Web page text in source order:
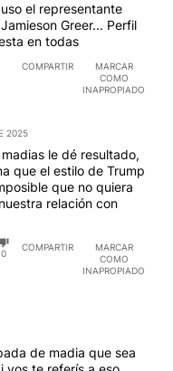
el representante
Greer... Perfil
en todas
COMPARTIR
MARCAR
COMO
INAPROPIADO
2025
le dé resultado,
que el estilo de Trump
que no quiera
relación con
0
COMPARTIR
MARCAR
COMO
INAPROPIADO
de madia que sea